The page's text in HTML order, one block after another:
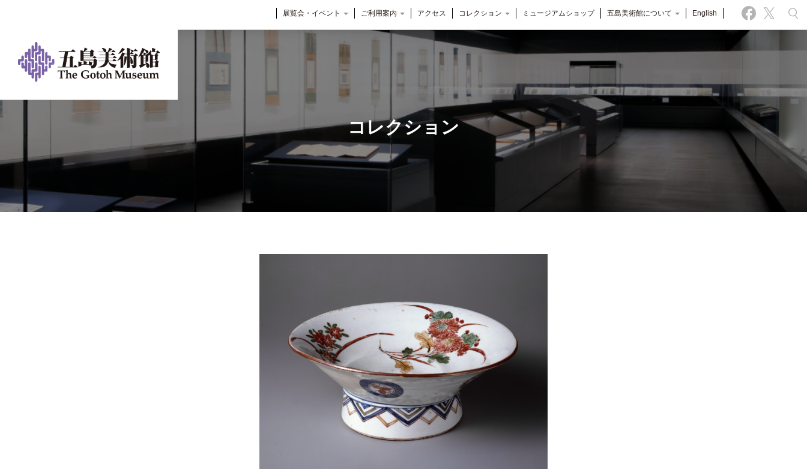
展覧会・イベント ご利用案内 アクセス コレクション ミュージアムショップ 五島美術館について English
コレクション